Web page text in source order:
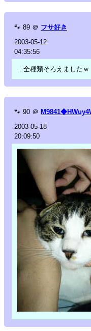
🐾 89 ＠ フサ好き
2003-05-12
04:35:56
…全種類そろえましたｗ
🐾 90 ＠
2003-05-18
20:09:50